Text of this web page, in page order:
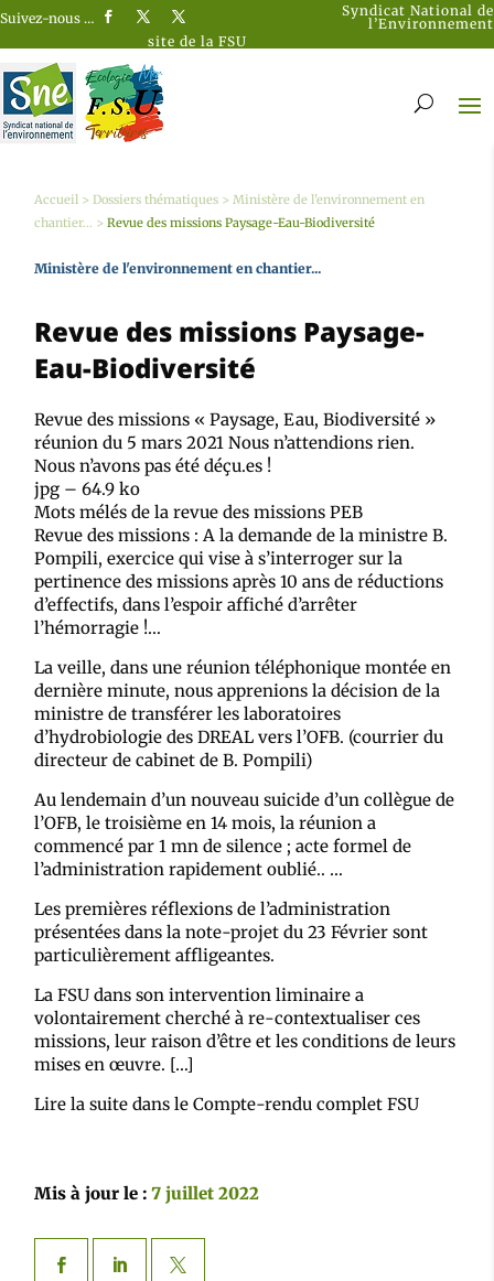
Suivez-nous …
Syndicat National de
l’Environnement
site de la FSU
Accueil >Dossiers thématiques >Ministère de l'environnement en
chantier... >Revue des missions Paysage-Eau-Biodiversité
Ministère de l'environnement en chantier...
Revue des missions Paysage-
Eau-Biodiversité
Revue des missions « Paysage, Eau, Biodiversité »
réunion du 5 mars 2021 Nous n’attendions rien.
Nous n’avons pas été déçu.es !
jpg – 64.9 ko
Mots mélés de la revue des missions PEB
Revue des missions : A la demande de la ministre B.
Pompili, exercice qui vise à s’interroger sur la
pertinence des missions après 10 ans de réductions
d’effectifs, dans l’espoir affiché d’arrêter
l’hémorragie !…
La veille, dans une réunion téléphonique montée en
dernière minute, nous apprenions la décision de la
ministre de transférer les laboratoires
d’hydrobiologie des DREAL vers l’OFB. (courrier du
directeur de cabinet de B. Pompili)
Au lendemain d’un nouveau suicide d’un collègue de
l’OFB, le troisième en 14 mois, la réunion a
commencé par 1 mn de silence ; acte formel de
l’administration rapidement oublié.. …
Les premières réflexions de l’administration
présentées dans la note-projet du 23 Février sont
particulièrement affligeantes.
La FSU dans son intervention liminaire a
volontairement cherché à re-contextualiser ces
missions, leur raison d’être et les conditions de leurs
mises en œuvre. […]
Lire la suite dans le Compte-rendu complet FSU
Mis à jour le :7 juillet 2022